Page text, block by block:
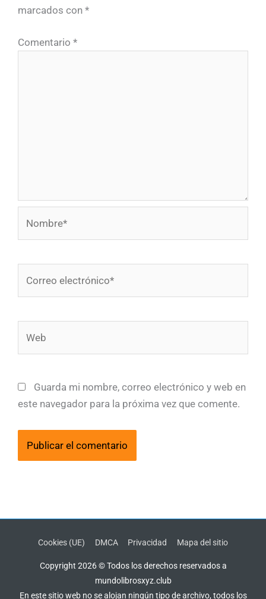
marcados con *
Comentario *
Guarda mi nombre, correo electrónico y web en
este navegador para la próxima vez que comente.
Cookies (UE) DMCA Privacidad Mapa del sitio
Copyright 2026 © Todos los derechos reservados a
mundolibrosxyz.club
En este sitio web no se alojan ningún tipo de archivo, todos los